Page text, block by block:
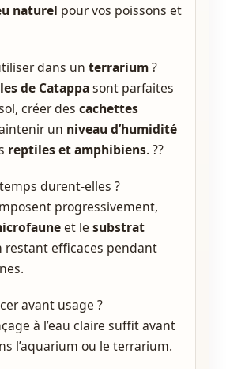
naturel pour vos poissons et
dans un terrarium?
de Catappasont parfaites
créer des cachettes
un niveau d’humidité
reptiles et amphibiens. ??
durent-elles ?
progressivement,
et le substrat
restant efficaces pendant
avant usage ?
à l’eau claire suffit avant
l’aquarium ou le terrarium.